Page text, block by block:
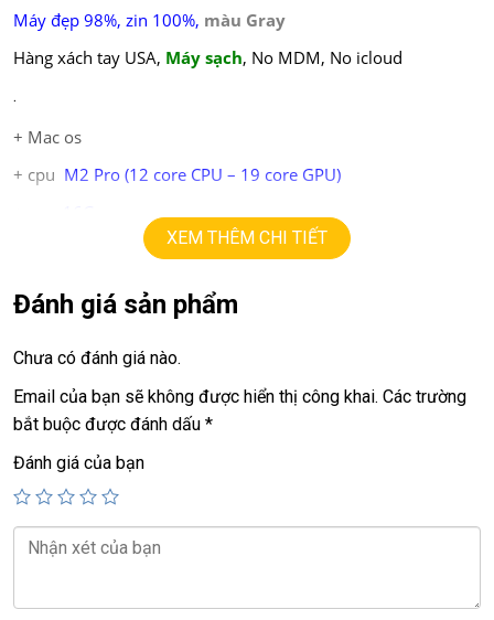
Máy đẹp 98%, zin 100%, màu Gray
Hàng xách tay USA, Máy sạch, No MDM, No icloud
.
+ Mac os
+ cpu M2 Pro (12 core CPU – 19 core GPU)
Liquid retina XDR 120hz
.
Giá:31.9tr
TỐT💻
📍 Địa chỉ:60/26 Đồng Đen, P. Tân Bình, TP.HCM
XEM THÊM CHI TIẾT
Đánh giá sản phẩm
Chưa có đánh giá nào.
Email của bạn sẽ không được hiển thị công khai. Các trường
bắt buộc được đánh dấu *
Đánh giá của bạn